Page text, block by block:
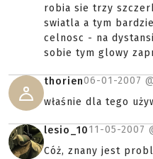
robia sie trzy
swiatla a tym
celnosc - na
sobie tym glowy
thorien06-01-2007
właśnie dla tego
lesio_1011-05-2007
Cóż, znany jest